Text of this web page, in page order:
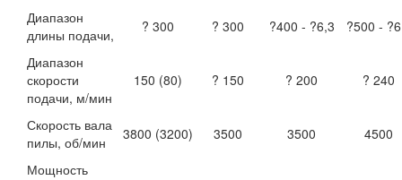
Диапазон
длины подачи,
? 300 ? 300 ?400 - ?6,3
?500 -
Диапазон
скорости
подачи, м/мин
150 (80) ? 150 ? 200 ? 240
Скорость вала
пилы, об/мин
3800 (3200) 3500 3500
4500
Мощность